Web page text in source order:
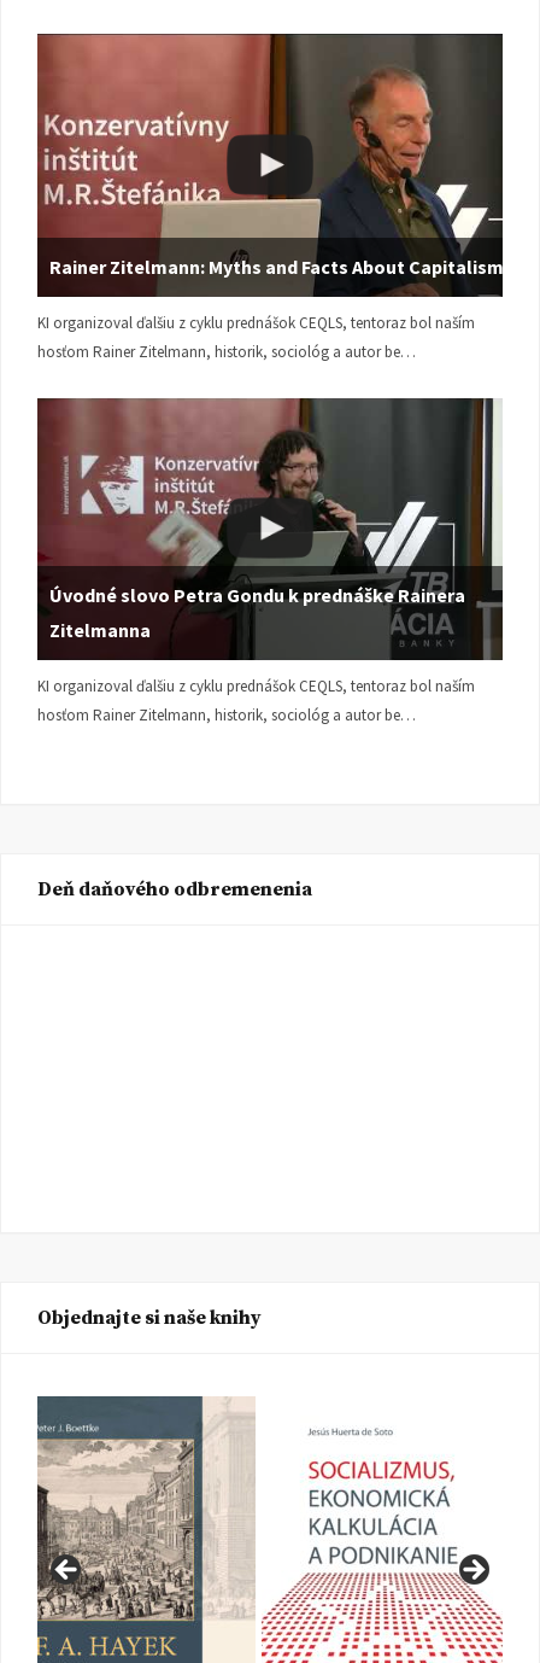
Rainer Zitelmann: Myths and Facts About Capitalism
KI organizoval ďalšiu z cyklu prednášok CEQLS, tentoraz bol naším
hosťom Rainer Zitelmann, historik, sociológ a autor be…
Úvodné slovo Petra Gondu k prednáške Rainera
Zitelmanna
KI organizoval ďalšiu z cyklu prednášok CEQLS, tentoraz bol naším
hosťom Rainer Zitelmann, historik, sociológ a autor be…
Deň daňového odbremenenia
Objednajte si naše knihy